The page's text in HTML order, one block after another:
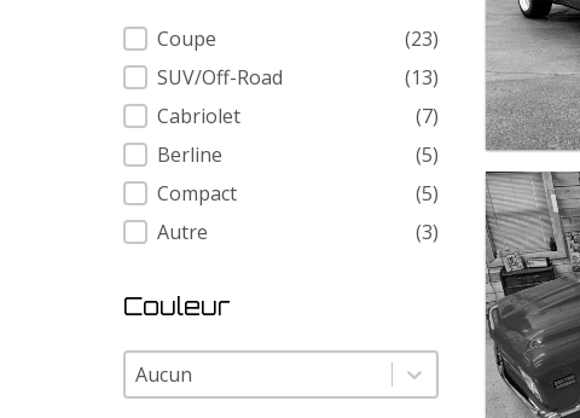
Carrosserie
Coupe
(23)
SUV/Off-Road
(13)
Cabriolet
(7)
Berline
(5)
Compact
(5)
Autre
(3)
Couleur
Couleur
Couleur